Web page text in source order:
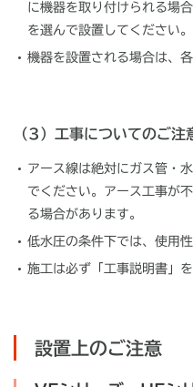
に機器を取り付けられる場
を選んで設置してください。
機器を設置される場合は、
（3）工事についてのご注
アース線は絶対にガス管・
でください。アース工事が
る場合があります。
低水圧の条件下では、使用
施工は必ず「工事説明書」
設置上のご注意